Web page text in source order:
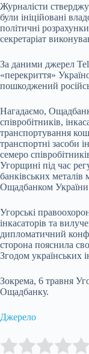
Журналісти
були ініційовані
політичні
секретаріат
За даними джерел
«перекриття»
пошкоджений
Нагадаємо,
співробітників,
транспортування
транспортні засоби
семеро
Угорщині під час
банківських
Ощадбанком
Угорські
інкасаторів та
дипломатичний
сторона пояснила
Згодом українських
Зокрема, 6 травня
Ощадбанку.
Джерело
Rate this item: